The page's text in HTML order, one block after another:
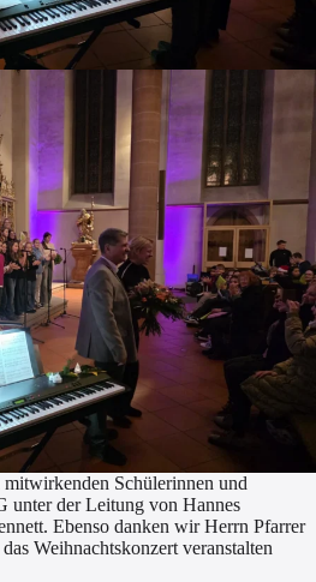
Schülerinnen und
unter der Leitung von Hannes
Ebenso danken wir Herrn Pfarrer
Weihnachtskonzert veranstalten